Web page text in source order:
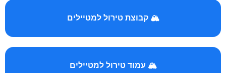
🏔️ קבוצת טירול למטיילים
🏔️ עמוד טירול למטיילים